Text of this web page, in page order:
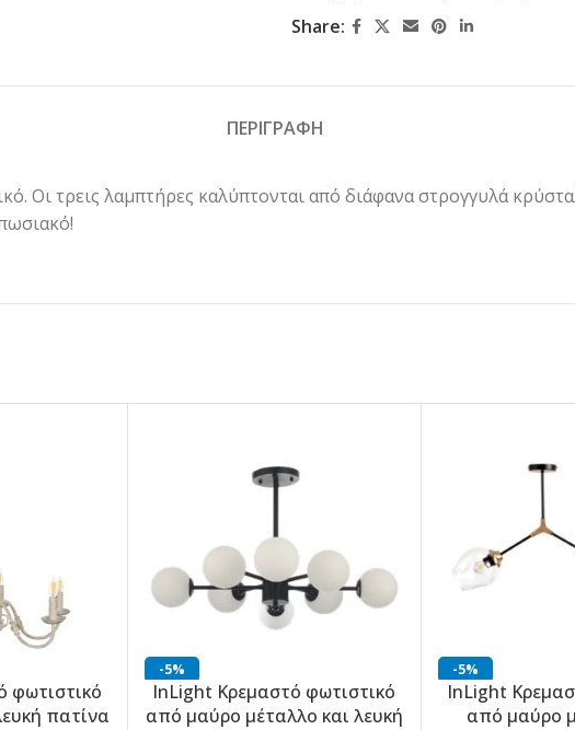
Share:
ΠΕΡΙΓΡΑΦΗ
Οι τρεις λαμπτήρες καλύπτονται από διάφανα στρογγυλά
φωτιστικό
πατίνα
-5%
InLight Κρεμαστό φωτιστικό
από μαύρο μέταλλο και λευκή
-5%
InLight
από μαύρο